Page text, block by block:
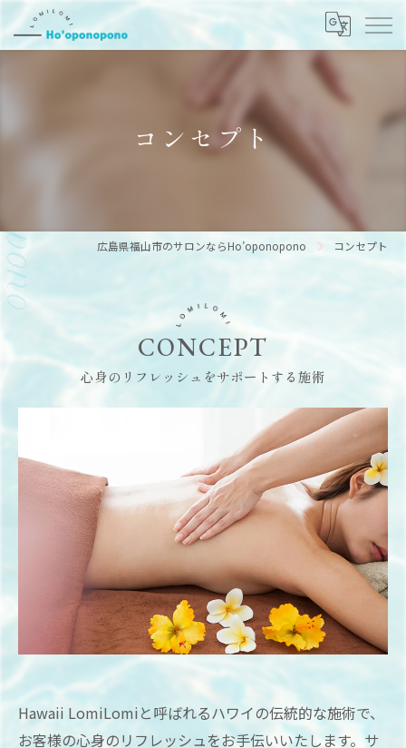
コンセプト
広島県福山市のサロンならHo’oponopono コンセプト
心身のリフレッシュをサポートする施術
CONCEPT
Hawaii LomiLomiと呼ばれるハワイの伝統的な施術で、
お客様の心身のリフレッシュをお手伝いいたします。サ